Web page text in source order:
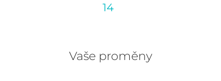
14
Vaše proměny